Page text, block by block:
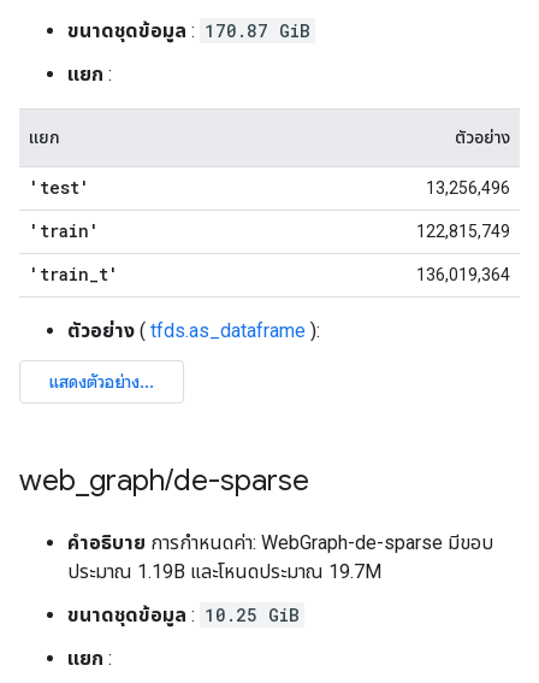
ขนาดชุดข้อมูล : 170.87 GiB
แยก :
แยก ตัวอย่าง
'test' 13,256,496
'train' 122,815,749
'train_t' 136,019,364
ตัวอย่าง ( tfds.as_dataframe ):
web graph/de-sparse
คำอธิบาย การกำหนดค่า: WebGraph-de-sparse มีขอบ
ประมาณ 1.19B และโหนดประมาณ 19.7M
ขนาดชุดข้อมูล : 10.25 GiB
แยก :